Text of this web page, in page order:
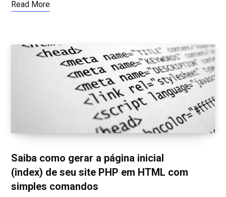
Read More
Saiba como gerar a página inicial
(index) de seu site PHP em HTML com
simples comandos